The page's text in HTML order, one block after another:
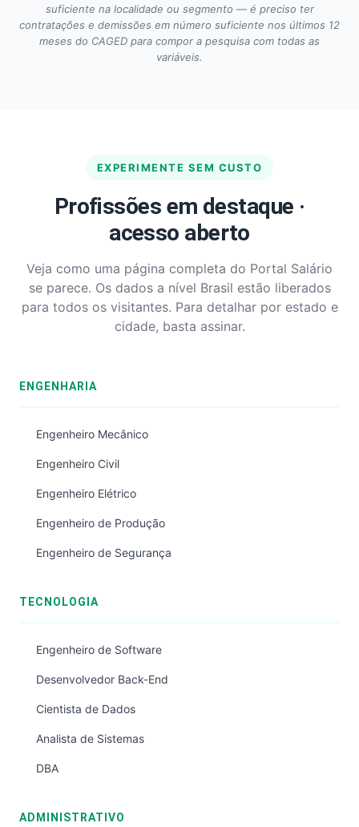
suficiente na localidade ou segmento — é preciso ter
contratações e demissões em número suficiente nos últimos 12
meses do CAGED para compor a pesquisa com todas as
variáveis.
EXPERIMENTE SEM CUSTO
Profissões em destaque ·
acesso aberto
Veja como uma página completa do Portal Salário
se parece. Os dados a nível Brasil estão liberados
para todos os visitantes. Para detalhar por estado e
cidade, basta assinar.
ENGENHARIA
Engenheiro Mecânico
Engenheiro Civil
Engenheiro Elétrico
Engenheiro de Produção
Engenheiro de Segurança
TECNOLOGIA
Engenheiro de Software
Desenvolvedor Back-End
Cientista de Dados
Analista de Sistemas
DBA
ADMINISTRATIVO